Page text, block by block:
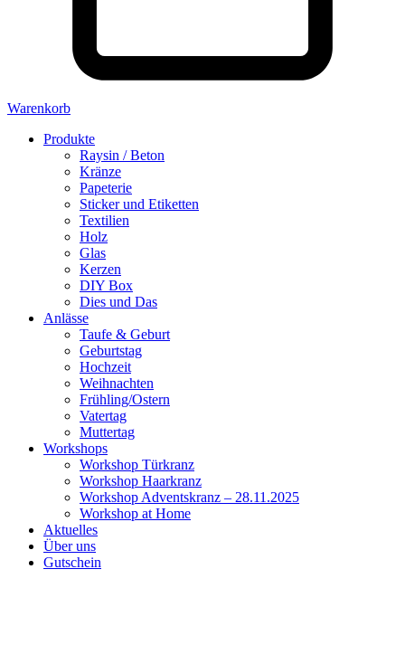
Warenkorb
Produkte
Raysin / Beton
Kränze
Papeterie
Sticker und Etiketten
Textilien
Holz
Glas
Kerzen
DIY Box
Dies und Das
Anlässe
Taufe & Geburt
Geburtstag
Hochzeit
Weihnachten
Frühling/Ostern
Vatertag
Muttertag
Workshops
Workshop Türkranz
Workshop Haarkranz
Workshop Adventskranz – 28.11.2025
Workshop at Home
Aktuelles
Über uns
Gutschein